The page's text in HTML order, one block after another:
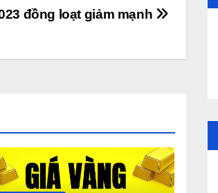
đồng loạt giảm mạnh